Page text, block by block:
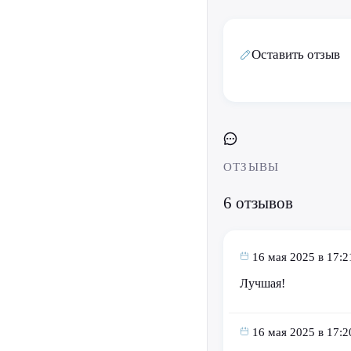
Оставить отзыв
ОТЗЫВЫ
6 отзывов
16 мая 2025 в
Лучшая!
16 мая 2025 в